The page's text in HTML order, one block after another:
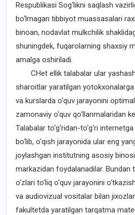
Respublikasi Sog‘likni saqlash
bo‘lmagan tibbiyot muassasalari
binoan, nodavlat mulkchilik
shuningdek, fuqarolarning shaxsiy
amalga oshiriladi.
CHet ellik talabalar ular
sharoitlar yaratilgan
va kurslarda o‘quv jarayonini
zamonaviy o‘quv qo‘llanmalaridan
Talabalar to‘g‘ridan-to‘g‘ri
bo‘lib, o‘qish jarayonida ular eng
joylashgan institutning asosiy
markazidan foydalanadilar. Bundan
o‘zlari to‘liq o‘quv jarayonini
va audiovizual vositalar bilan
fakultetda yaratilgan tarqatma